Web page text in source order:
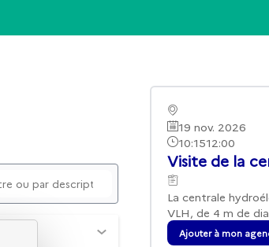
19 nov. 2026
10:1512:00
Visite de la
La centrale
VLH, de 4 m de
Ajouter à mon